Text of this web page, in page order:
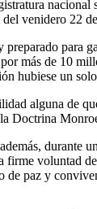
nacional
del venidero 22
preparado para
más de 10
hubiese un
alguna de
Doctrina
durante
firme voluntad
de paz y